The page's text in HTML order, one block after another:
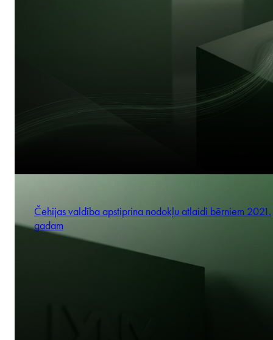
Čehijas valdība apstiprina nodokļu atlaidi bērniem 2021.
gadam